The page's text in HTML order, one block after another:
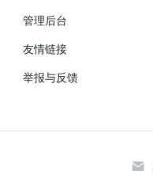
管理后台
友情链接
举报与反馈